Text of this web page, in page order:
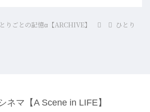
りごとの記憶α【ARCHIVE】
ひとり
ネマ【A Scene in LIFE】